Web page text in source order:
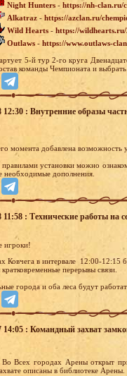
Night Hunters - https://nh-clan.ru/
Alkatraz - https://azclan.ru/
Wild Hearts - https://
Outlaws - https://www.outlaws-
5-й тур 2-го круга
команды Чемпионата и
12:30 : Внутренние образы
момента добавлена возможность
установки можно
необходимые дополнения.
11:58 : Технические работы на
игроки!
Ковчега в интервале 12:00-12:15
перерывы связи.
города и оба леса будут
14:05 : Командный захват
Всех городах Арены открыт
описаны в библиотеке Арены.